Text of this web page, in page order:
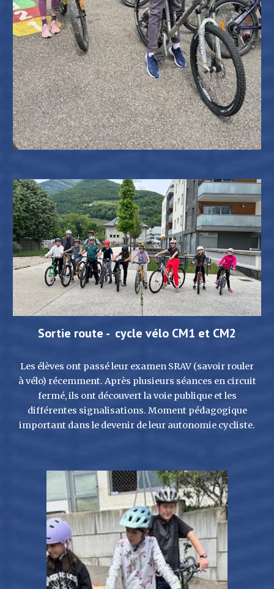
Sortie route - cycle vélo CM1 et CM2
Les élèves ont passé leur examen SRAV (savoir rouler
à vélo) récemment. Après plusieurs séances en circuit
fermé, ils ont découvert la voie publique et les
différentes signalisations. Moment pédagogique
important dans le devenir de leur autonomie cycliste.